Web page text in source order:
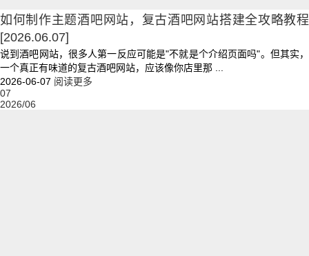
如何制作主题酒吧网站，复古酒吧网站搭建全攻略教程
[2026.06.07]
说到酒吧网站，很多人第一反应可能是"不就是个介绍页面吗"。但其实，
一个真正有味道的复古酒吧网站，应该像你店里那 ...
2026-06-07 阅读更多
07
2026/06